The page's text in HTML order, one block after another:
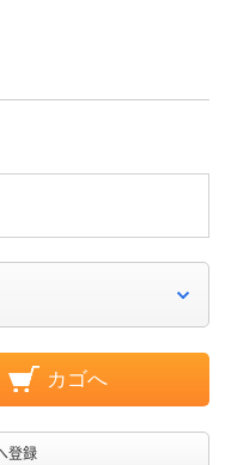
カゴへ
登録